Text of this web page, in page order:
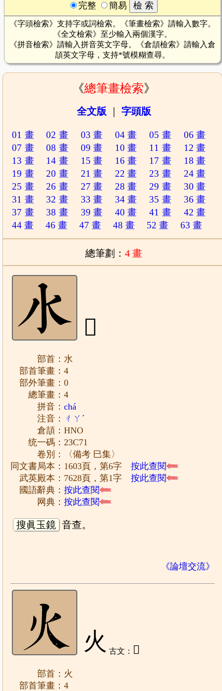
完整
簡易
《字頭檢索》支持字或詞檢索。《筆畫檢索》請輸入數字。
《全文檢索》至少輸入兩個漢字。
《拼音檢索》請輸入拼音英文字母。《倉頡檢索》請輸入倉
頡英文字母，支持*號模糊查尋。
《總筆畫檢索》
全文版 字頭版
01 畫 02 畫 03 畫 04 畫 05 畫
06 畫
07 畫
08 畫 09 畫 10 畫 11 畫
12 畫
13 畫
14 畫 15 畫 16 畫 17 畫
18 畫
19 畫
20 畫 21 畫 22 畫 23 畫
24 畫
25 畫
26 畫 27 畫 28 畫 29 畫
30 畫
31 畫
32 畫 33 畫 34 畫 35 畫
36 畫
37 畫
38 畫 39 畫 40 畫 41 畫
42 畫
44 畫
46 畫 47 畫 48 畫 52 畫 63 畫
總筆劃： 4 畫
𣱱
部首：水
部首筆畫：4
部外筆畫：0
總筆畫：4
拼音：chá
注音：
ㄔㄚˊ
倉頡：HNO
统一碼：23C71
卷別：〈備考 巳集〉
同文書局本：1603頁，第6字按此查閱
武英殿本：7628頁，第1字按此查閱
國語辭典：按此查閱
网典：按此查閱
搜眞玉鏡 音查。
《論壇交流》
火 古文： 𤆄
部首：火
部首筆畫：4